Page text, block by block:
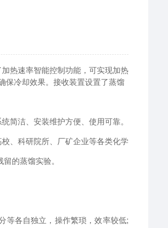
热速率智能控制功能，可实现加热
保冷却效果。接收装置设置了蒸馏
洁、安装维护方便、使用可靠。
、科研院所、厂矿企业等各类化学
的蒸馏实验。
各自独立，操作繁琐，效率较低;